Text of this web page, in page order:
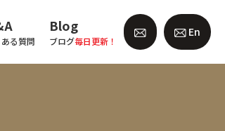
ある質問
Blog
ブログ毎日更新！
En